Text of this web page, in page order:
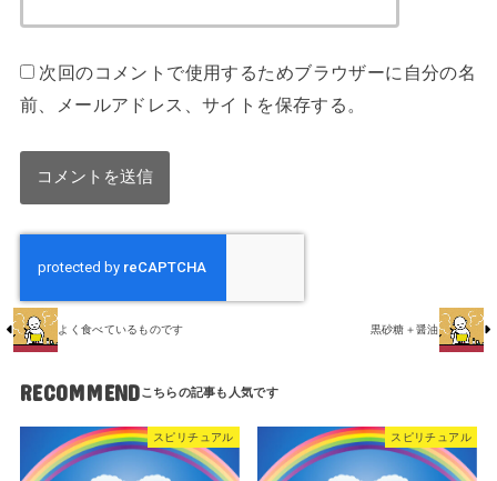
次回のコメントで使用するためブラウザーに自分の名
前、メールアドレス、サイトを保存する。
よく食べているものです 黒砂糖＋醤油
RECOMMEND
スピリチュアル スピリチュアル